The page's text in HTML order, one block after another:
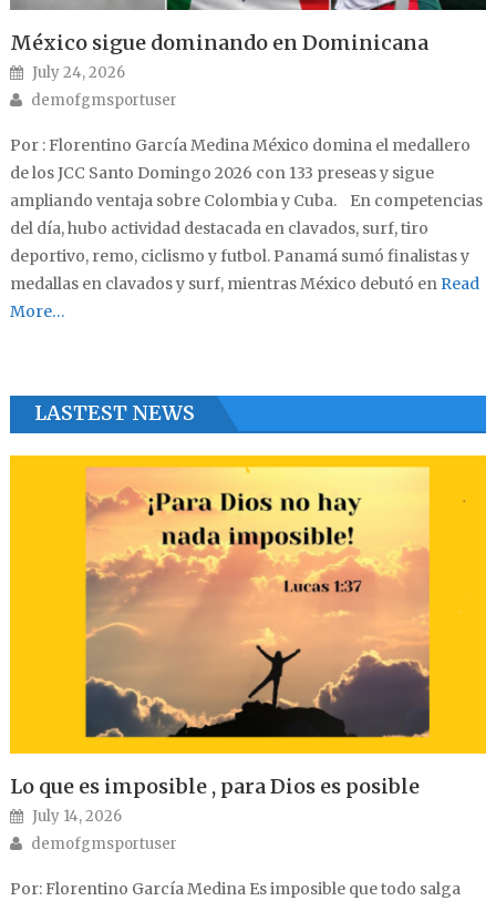
México sigue dominando en Dominicana
Posted on
July 24, 2026
Author
demofgmsportuser
Por : Florentino García Medina México domina el medallero
de los JCC Santo Domingo 2026 con 133 preseas y sigue
ampliando ventaja sobre Colombia y Cuba. En competencias
del día, hubo actividad destacada en clavados, surf, tiro
deportivo, remo, ciclismo y futbol. Panamá sumó finalistas y
medallas en clavados y surf, mientras México debutó enRead
More…
LASTEST NEWS
Lo que es imposible , para Dios es posible
Posted on
July 14, 2026
Author
demofgmsportuser
Por: Florentino García Medina Es imposible que todo salga